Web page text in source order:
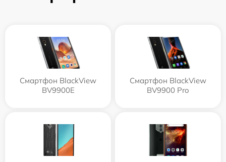
Смартфон BlackView
BV9900E
Смартфон BlackView
BV9900 Pro